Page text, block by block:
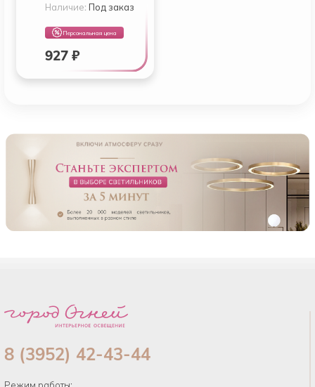
Наличие: Под заказ
Персональная цена
927 ₽
8 (3952) 42-43-44